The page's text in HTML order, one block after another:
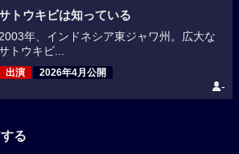
トウキビは知っている
年、インドネシア東ジャワ州。広大な
トウキビ...
出演 2026年4月公開
-
る